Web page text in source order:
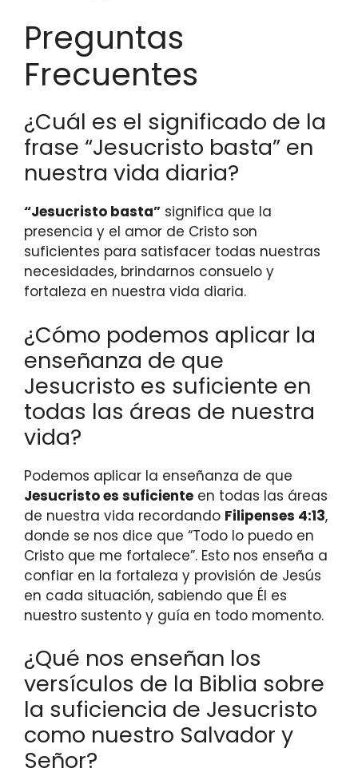
Preguntas
Frecuentes
¿Cuál es el significado de la
frase “Jesucristo basta” en
nuestra vida diaria?
“Jesucristo basta” significa que la
presencia y el amor de Cristo son
suficientes para satisfacer todas nuestras
necesidades, brindarnos consuelo y
fortaleza en nuestra vida diaria.
¿Cómo podemos aplicar la
enseñanza de que
Jesucristo es suficiente en
todas las áreas de nuestra
vida?
Podemos aplicar la enseñanza de que
Jesucristo es suficiente en todas las áreas
de nuestra vida recordando Filipenses 4:13,
donde se nos dice que “Todo lo puedo en
Cristo que me fortalece”. Esto nos enseña a
confiar en la fortaleza y provisión de Jesús
en cada situación, sabiendo que Él es
nuestro sustento y guía en todo momento.
¿Qué nos enseñan los
versículos de la Biblia sobre
la suficiencia de Jesucristo
como nuestro Salvador y
Señor?